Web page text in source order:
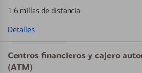
1.6 millas de distancia
Detalles
Centros financieros y cajero
(ATM)